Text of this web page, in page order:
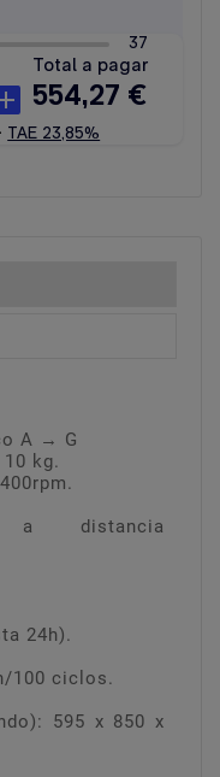
A → G
kg.
a distancia
24h).
100 ciclos.
595 x 850 x